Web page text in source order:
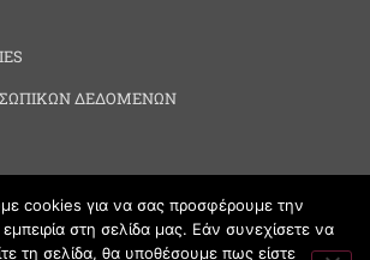
ΔΕΔΟΜΕΝΩΝ
cookies για να σας προσφέρουμε την
στη σελίδα μας. Εάν συνεχίσετε να
τη σελίδα, θα υποθέσουμε πως είστε